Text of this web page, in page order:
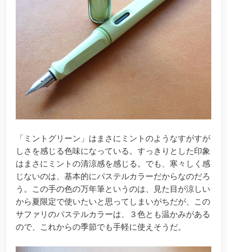
「ミントグリーン」はまさにミントのようなすがすが
しさを感じる色味になっている。すっきりとした印象
はまさにミントの清涼感を感じる。でも、寒々しく感
じないのは、基本的にパステルカラーだからなのだろ
う。この手の色の万年筆というのは、見た目が涼しい
から夏限定で使いたいと思ってしまいがちだが、この
サファリのパステルカラーは、３色とも温かみがある
ので、これからの季節でも手軽に使えそうだ。